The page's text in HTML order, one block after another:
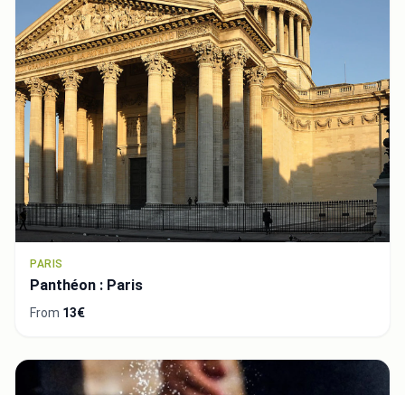
PARIS
Panthéon : Paris
From 13€